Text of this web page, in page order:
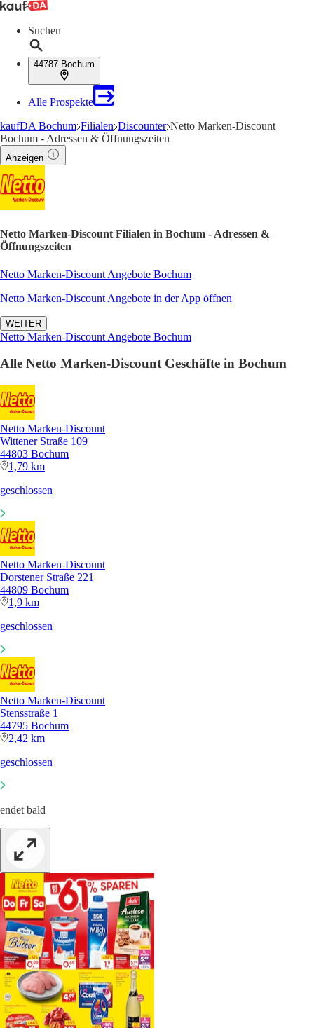
Suchen
44787 Bochum
Alle Prospekte
kaufDA Bochum Filialen Discounter Netto Marken-Discount
Bochum - Adressen & Öffnungszeiten
Anzeigen
Netto Marken-Discount Filialen in Bochum - Adressen &
Öffnungszeiten
Netto Marken-Discount Angebote Bochum
Netto Marken-Discount Angebote in der App öffnen
WEITER
Netto Marken-Discount Angebote Bochum
Alle Netto Marken-Discount Geschäfte in Bochum
Netto Marken-Discount
Wittener Straße 109
44803 Bochum
1,79 km
geschlossen
Netto Marken-Discount
Dorstener Straße 221
44809 Bochum
1,9 km
geschlossen
Netto Marken-Discount
Stensstraße 1
44795 Bochum
2,42 km
geschlossen
endet bald